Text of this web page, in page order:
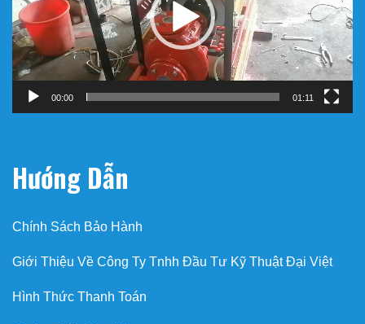
Trình
chơi
Video
00:00
bơm chữa cháy diesel